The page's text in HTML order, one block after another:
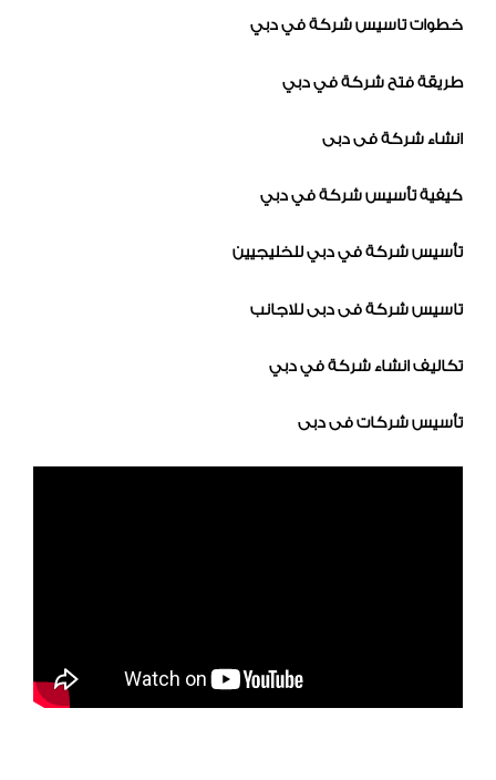
خطوات تاسيس شركة في دبي
طريقة فتح شركة في دبي
انشاء شركة فى دبى
كيفية تأسيس شركة في دبي
تأسيس شركة في دبي للخليجيين
تاسيس شركة فى دبى للاجانب
تكاليف انشاء شركة في دبي
تأسيس شركات فى دبى